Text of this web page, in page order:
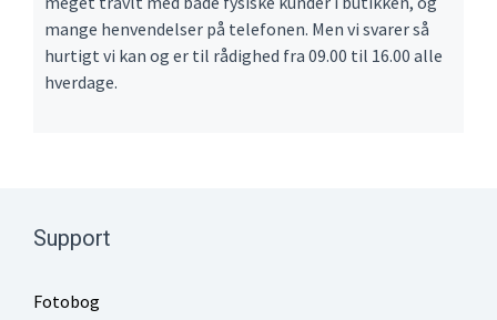
mange henvendelser på telefonen. Men vi svarer så
hurtigt vi kan og er til rådighed fra 09.00 til 16.00 alle
hverdage.
Support
Fotobog